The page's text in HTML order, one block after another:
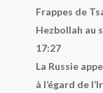
Frappes de
Hezbollah au
17:27
La Russie
à l’égard de